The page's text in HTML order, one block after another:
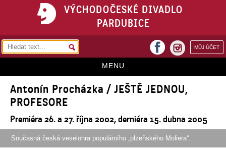
VÝCHODOČESKÉ DIVADLO
PARDUBICE
MŮJ ÚČET
facebook
MENU
HOME
REPERTOÁR
VSTUPENKY
Antonín Procházka / JEŠTĚ JEDNOU,
PROFESORE
Premiéra 26. a 27. října 2002, derniéra 15. dubna 2005
Současná česká veselohra populárního „plzeňského Moliera“.